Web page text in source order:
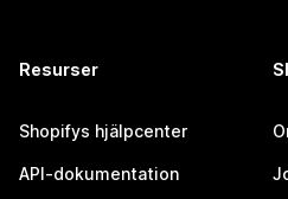
Resurser
Shopifys hjälpcenter
API-dokumentation